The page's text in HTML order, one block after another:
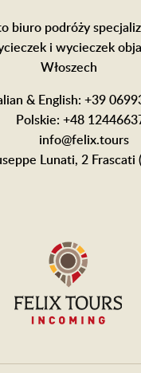
biuro podróży
i wycieczek
Włoszech
& English: +39
Polskie: +48
info@felix.tours
Lunati, 2 Frascati